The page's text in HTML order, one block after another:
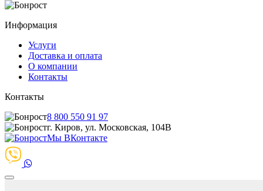
Информация
Услуги
Доставка и оплата
О компании
Контакты
Контакты
8 800 550 91 97
г. Киров, ул. Московская, 104В
Мы ВКонтакте